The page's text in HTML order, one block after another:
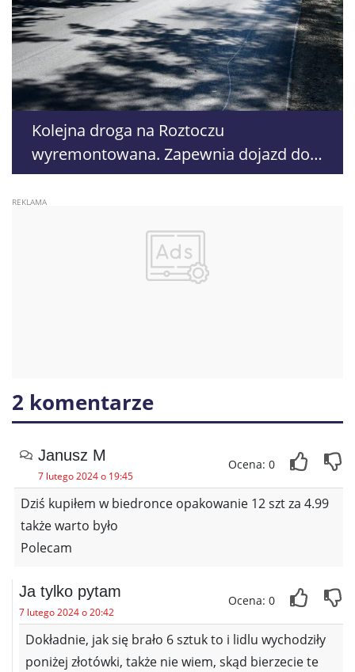
Kolejna droga na Roztoczu
wyremontowana. Zapewnia dojazd do
atrakcji turystycznych
2 komentarze
Janusz M
7 lutego 2024 o 19:45
Ocena: 0
Dziś kupiłem w biedronce opakowanie 12 szt za 4.99
także warto było
Polecam
Ja tylko pytam
7 lutego 2024 o 20:42
Ocena: 0
Dokładnie, jak się brało 6 sztuk to i lidlu wychodziły
poniżej złotówki, także nie wiem, skąd bierzecie te